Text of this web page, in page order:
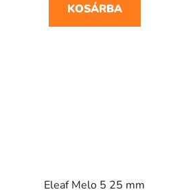
KOSÁRBA
Eleaf Melo 5 25 mm